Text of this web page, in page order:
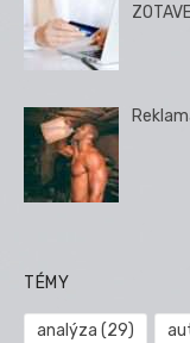
TÉMY
analýza (29)